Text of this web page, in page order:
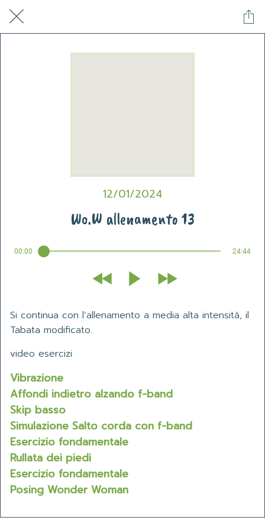
12/01/2024
Wo.W allenamento 13
00:00 24:44
Si continua con l’allenamento a media alta intensità, il
Tabata modificato.
video esercizi
Vibrazione
Affondi indietro alzando f-band
Skip basso
Simulazione Salto corda con f-band
Esercizio fondamentale
Rullata dei piedi
Esercizio fondamentale
Posing Wonder Woman